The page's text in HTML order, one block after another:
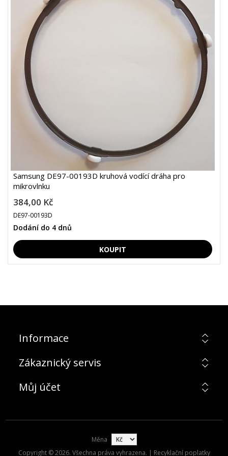
Samsung DE97-00193D kruhová vodící dráha pro
mikrovlnku
384,00 Kč
DE97-00193D
Dodání do 4 dnů
Informace
Zákaznický servis
Můj účet
Měna
Copyright © 2026. Všechna práva vyhrazena. | Recyklační poplatky